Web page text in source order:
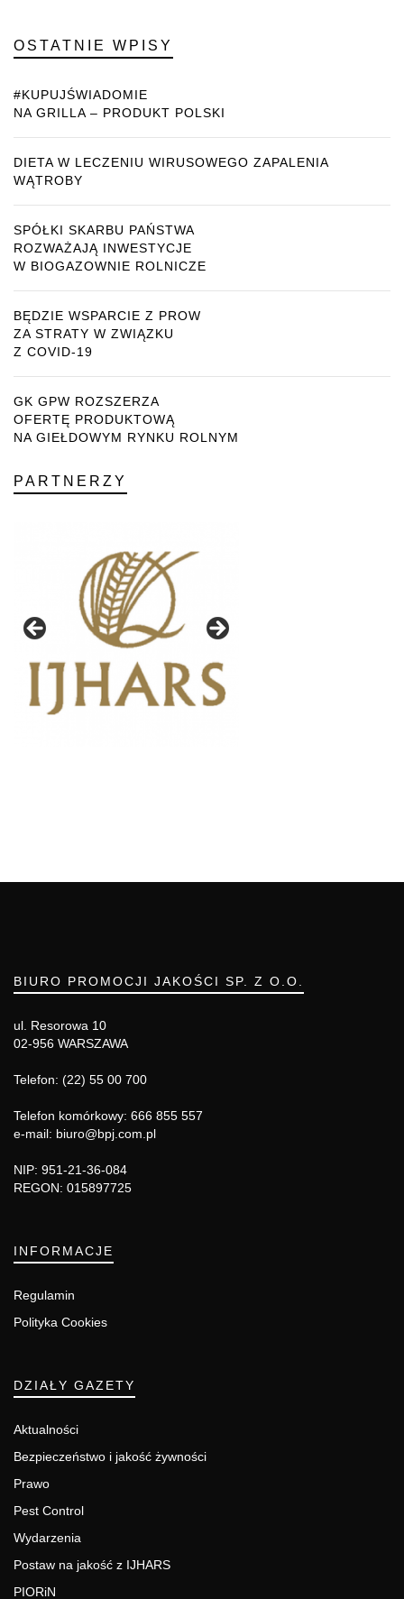
OSTATNIE WPISY
#KUPUJŚWIADOMIE
NA GRILLA – PRODUKT POLSKI
DIETA W LECZENIU WIRUSOWEGO ZAPALENIA
WĄTROBY
SPÓŁKI SKARBU PAŃSTWA
ROZWAŻAJĄ INWESTYCJE
W BIOGAZOWNIE ROLNICZE
BĘDZIE WSPARCIE Z PROW
ZA STRATY W ZWIĄZKU
Z COVID-19
GK GPW ROZSZERZA
OFERTĘ PRODUKTOWĄ
NA GIEŁDOWYM RYNKU ROLNYM
PARTNERZY
BIURO PROMOCJI JAKOŚCI SP. Z O.O.
ul. Resorowa 10
02-956 WARSZAWA
Telefon: (22) 55 00 700
Telefon komórkowy: 666 855 557
e-mail: biuro@bpj.com.pl
NIP: 951-21-36-084
REGON: 015897725
INFORMACJE
Regulamin
Polityka Cookies
DZIAŁY GAZETY
Aktualności
Bezpieczeństwo i jakość żywności
Prawo
Pest Control
Wydarzenia
Postaw na jakość z IJHARS
PIORiN